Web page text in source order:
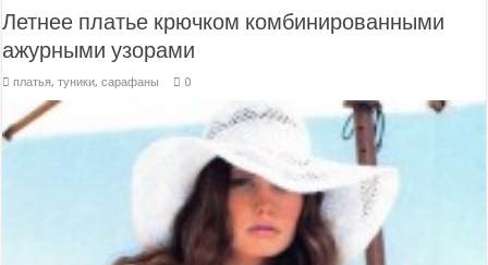
Летнее платье крючком комбинированными
ажурными узорами
платья, туники, сарафаны 0